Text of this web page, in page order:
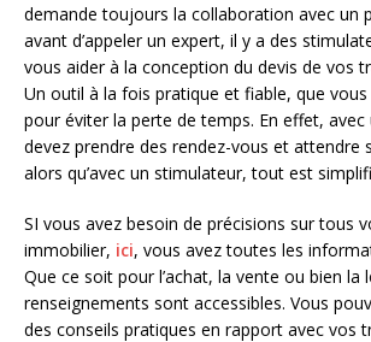
demande toujours la collaboration avec un
avant d’appeler un expert, il y a des
vous aider à la conception du devis de vos
Un outil à la fois pratique et fiable, que
pour éviter la perte de temps. En effet, avec
devez prendre des rendez-vous et attendre
alors qu’avec un stimulateur, tout est
SI vous avez besoin de précisions sur tous
immobilier, ici, vous avez toutes les
Que ce soit pour l’achat, la vente ou bien la
renseignements sont accessibles. Vous
des conseils pratiques en rapport avec vos